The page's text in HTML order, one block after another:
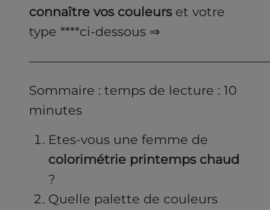
connaître vos couleurset votre
type ****ci-dessous ⇒
Sommaire : temps de lecture : 10
minutes
Etes-vous une femme de
colorimétrie printemps chaud
?
Quelle palette de couleurs